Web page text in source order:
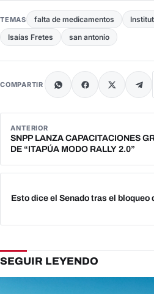
TEMAS falta de medicamentos
Isaías Fretes
san antonio
COMPARTIR
ANTERIOR
SNPP LANZA CAPACITACIONES
DE “ITAPÚA MODO RALLY 2.0”
Esto dice el Senado tras el bloqueo
SEGUIR LEYENDO